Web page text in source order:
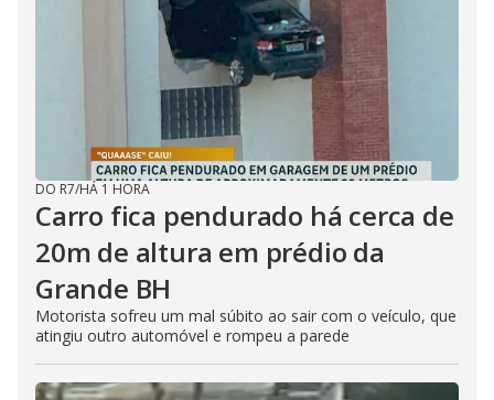
DO R7/HÁ 1 HORA
Carro fica pendurado há cerca de
20m de altura em prédio da
Grande BH
Motorista sofreu um mal súbito ao sair com o veículo, que
atingiu outro automóvel e rompeu a parede